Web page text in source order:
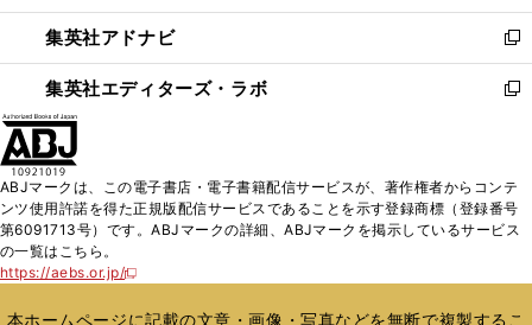
開
く
ウ
で
開
く
ン
ド
ウ
で
ウ
ィ
ン
ド
く
集英社アドナビ
新
し
い
ド
ウ
で
集英社エディターズ・ラボ
新
ィ
ン
ド
開
ABJマークは、この電子書店・電子書籍配信サービスが、著作権者からコンテ
ンツ使用許諾を得た正規版配信サービスであることを示す登録商標（登録番号
第6091713号）です。ABJマークの詳細、ABJマークを掲示しているサービス
の一覧はこちら。
https://aebs.or.jp/
新
い
本ホームページに記載の文章・画像・写真などを無断で複製するこ